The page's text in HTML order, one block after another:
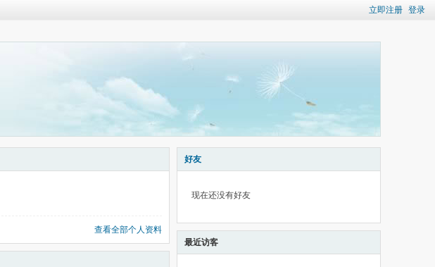
立即注册 登录
查看全部个人资料
好友
现在还没有好友
最近访客